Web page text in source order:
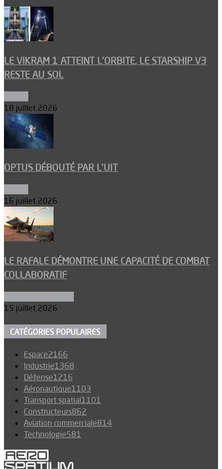
LE VIKRAM 1 ATTEINT L’ORBITE, LE STARSHIP V3
RESTE AU SOL
18 juillet 2026
OPTUS DÉBOUTÉ PAR L’UIT
16 juillet 2026
LE RAFALE DÉMONTRE UNE CAPACITÉ DE COMBAT
COLLABORATIF
15 juillet 2026
CATÉGORIES POPULAIRES
Espace2166
Industrie1368
Défense1216
Aéronautique1103
Transport spatial1101
Constructeurs862
Aviation commerciale814
Technologie581